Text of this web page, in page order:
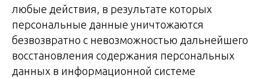
любые действия, в результате которых
персональные данные уничтожаются
безвозвратно с невозможностью дальнейшего
восстановления содержания персональных
данных в информационной системе